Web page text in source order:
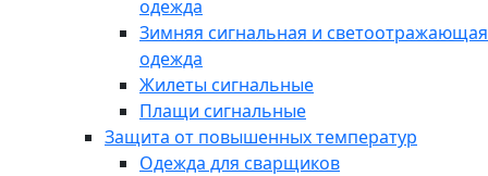
одежда
Зимняя сигнальная и светоотражающая
одежда
Жилеты сигнальные
Плащи сигнальные
Защита от повышенных температур
Одежда для сварщиков